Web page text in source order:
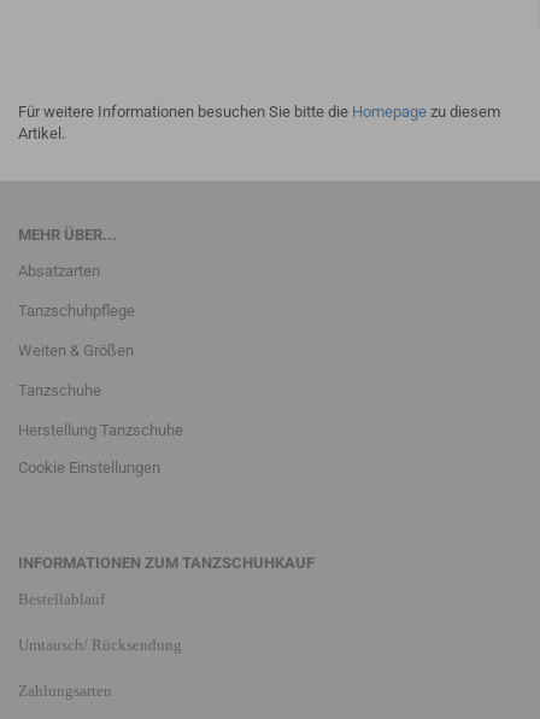
Für weitere Informationen besuchen Sie bitte die Homepage zu diesem
Artikel.
MEHR ÜBER...
Absatzarten
Tanzschuhpflege
Weiten & Größen
Tanzschuhe
Herstellung Tanzschuhe
Cookie Einstellungen
INFORMATIONEN ZUM TANZSCHUHKAUF
Bestellablauf
Umtausch/ Rücksendung
Zahlungsarten